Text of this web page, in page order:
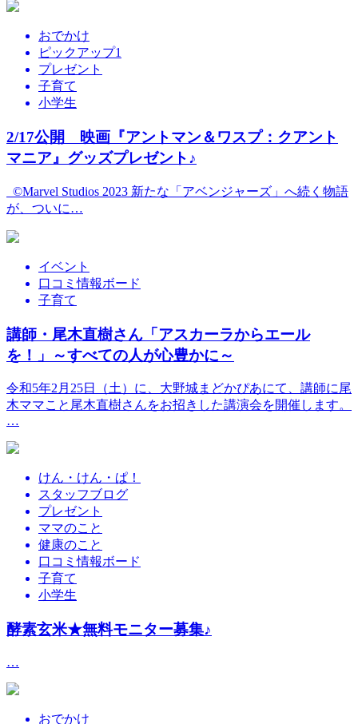
おでかけ
ピックアップ1
プレゼント
子育て
小学生
2/17公開 映画『アントマン＆ワスプ：クアント
マニア』グッズプレゼント♪
©Marvel Studios 2023 新たな「アベンジャーズ」へ続く物語
が、ついに…
イベント
口コミ情報ボード
子育て
講師・尾木直樹さん「アスカーラからエール
を！」～すべての人が心豊かに～
令和5年2月25日（土）に、大野城まどかぴあにて、講師に尾
木ママこと尾木直樹さんをお招きした講演会を開催します。
…
けん・けん・ぱ！
スタッフブログ
プレゼント
ママのこと
健康のこと
口コミ情報ボード
子育て
小学生
酵素玄米★無料モニター募集♪
…
おでかけ